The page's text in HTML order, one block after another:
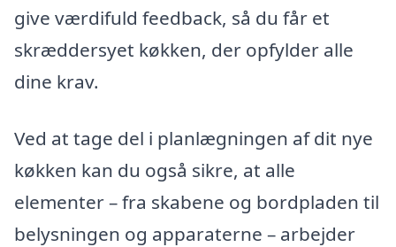
give værdifuld feedback, så du får et
skræddersyet køkken, der opfylder alle
dine krav.
Ved at tage del i planlægningen af dit nye
køkken kan du også sikre, at alle
elementer – fra skabene og bordpladen til
belysningen og apparaterne – arbejder